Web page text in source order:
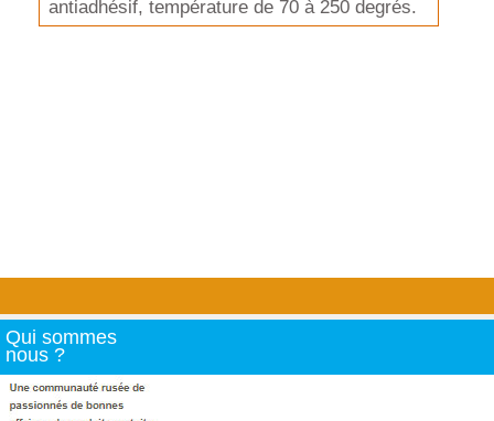
antiadhésif, température de 70 à 250 degrés.
Qui sommes
nous ?